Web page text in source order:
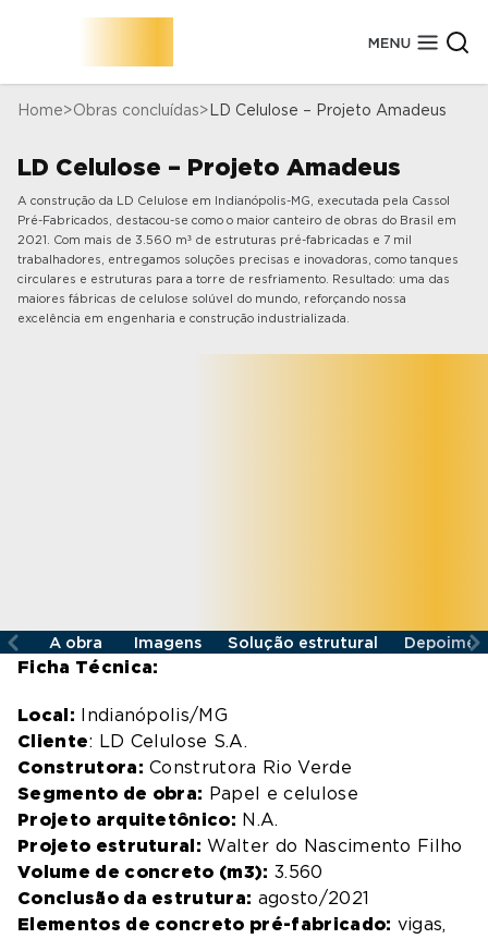
Sobre a Cassol Pré-Fabricados
Conheça Nossa História
Nossas Fábricas
Tecnologias
Certificados de Qualidade
Prêmios
Segmentos de Obras
Elementos Estruturais
Obras Concluídas
Marcas Atendidas
Depoimentos
Home Obras concluídas LD Celulose – Projeto Amadeus
LD Celulose – Projeto Amadeus
A construção da LD Celulose em Indianópolis-MG, executada pela Cassol
Pré-Fabricados, destacou-se como o maior canteiro de obras do Brasil em
2021. Com mais de 3.560 m³ de estruturas pré-fabricadas e 7 mil
trabalhadores, entregamos soluções precisas e inovadoras, como tanques
circulares e estruturas para a torre de resfriamento. Resultado: uma das
maiores fábricas de celulose solúvel do mundo, reforçando nossa
excelência em engenharia e construção industrializada.
A obra Imagens Solução estrutural
Ficha Técnica:
Local: Indianópolis/MG
Cliente: LD Celulose S.A.
Construtora: Construtora Rio Verde
Segmento de obra: Papel e celulose
Projeto arquitetônico: N.A.
Projeto estrutural: Walter do Nascimento Filho
Volume de concreto (m3): 3.560
Conclusão da estrutura: agosto/2021
Elementos de concreto pré-fabricado: vigas,